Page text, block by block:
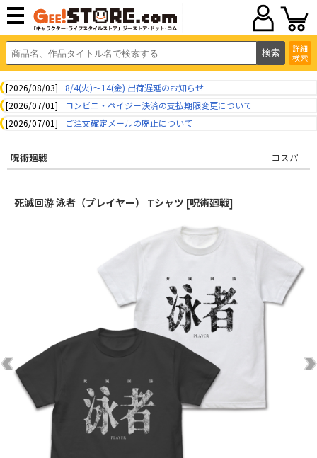
詳細
検索
[2026/08/03]
8/4(火)～14(金) 出荷遅延のお知らせ
[2026/07/01]
コンビニ・ペイジー決済の支払期限変更について
[2026/07/01]
ご注文確定メールの廃止について
呪術廻戦 コスパ
死滅回游 泳者（プレイヤー） Tシャツ [呪術廻戦]